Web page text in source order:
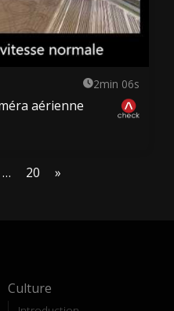
2min 06s
aérienne
… 20 »
Culture